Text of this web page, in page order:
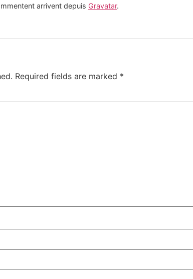
arrivent depuis Gravatar.
Required fields are marked *